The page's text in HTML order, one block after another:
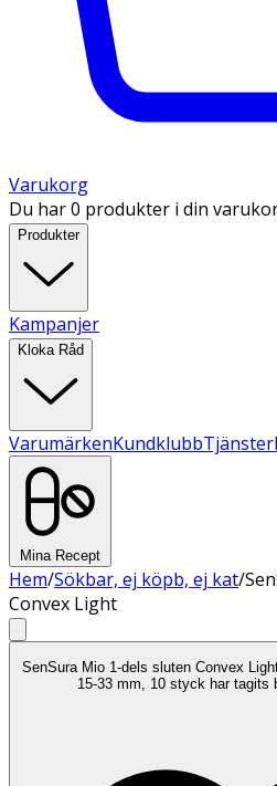
Varukorg
Du har 0 produkter i din
Produkter
Kampanjer
Kloka Råd
VarumärkenKundklubbTjänster
Mina Recept
Hem/Sökbar, ej köpb, ej kat/
Convex Light
SenSura Mio 1-dels sluten Convex
15-33 mm, 10 styck har tagits